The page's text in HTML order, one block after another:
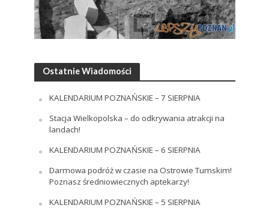
Ostatnie Wiadomości
KALENDARIUM POZNAŃSKIE – 7 SIERPNIA
Stacja Wielkopolska – do odkrywania atrakcji na
landach!
KALENDARIUM POZNAŃSKIE – 6 SIERPNIA
Darmowa podróż w czasie na Ostrowie Tumskim!
Poznasz średniowiecznych aptekarzy!
KALENDARIUM POZNAŃSKIE – 5 SIERPNIA